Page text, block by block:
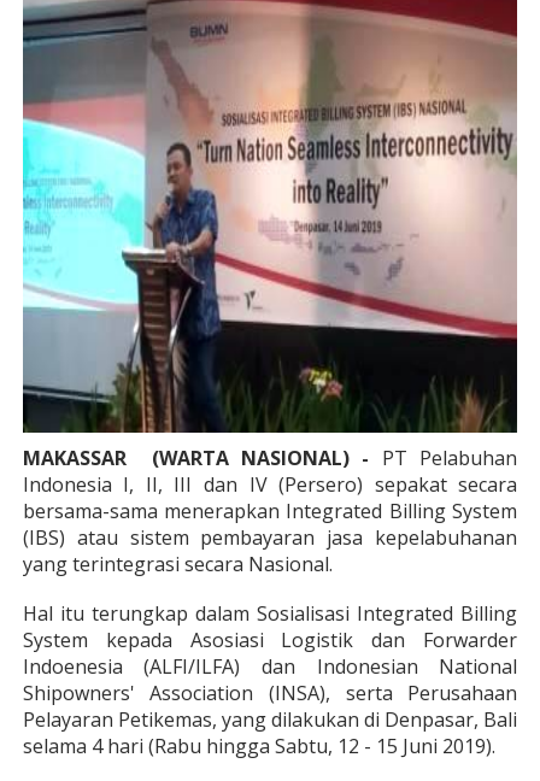
MAKASSAR (WARTA NASIONAL) - PT Pelabuhan
Indonesia I, II, III dan IV (Persero) sepakat secara
bersama-sama menerapkan Integrated Billing System
(IBS) atau sistem pembayaran jasa kepelabuhanan
yang terintegrasi secara Nasional.
Hal itu terungkap dalam Sosialisasi Integrated Billing
System kepada Asosiasi Logistik dan Forwarder
Indoenesia (ALFI/ILFA) dan Indonesian National
Shipowners' Association (INSA), serta Perusahaan
Pelayaran Petikemas, yang dilakukan di Denpasar, Bali
selama 4 hari (Rabu hingga Sabtu, 12 - 15 Juni 2019).